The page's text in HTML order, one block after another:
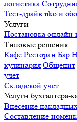
логистика
Тест-драйв iiko и
Услуги
Постановка онлайн-
Типовые решения
Кафе Ресторан Бар
кулинария Общепит
учет
Складской учет
Услуги бухгалтера-
Внесение
Составление